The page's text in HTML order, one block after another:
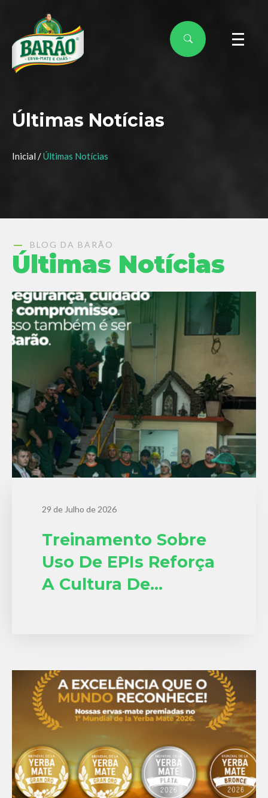
Últimas Notícias
Inicial /Últimas Notícias
BLOG DA BARÃO
Últimas Notícias
29 de Julho de 2026
Treinamento Sobre
Uso De EPIs Reforça
A Cultura De